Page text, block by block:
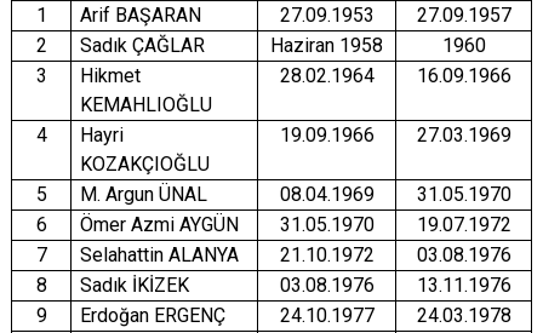
Gömeç
Gönen
Karesi
Altıeylül
1 Arif BAŞARAN 27.09.1953
27.09.1957
2
Sadık ÇAĞLAR Haziran 1958
1960
3
Hikmet
KEMAHLIOĞLU
28.02.1964 16.09.1966
4
Hayri
KOZAKÇIOĞLU
19.09.1966 27.03.1969
5 M. Argun ÜNAL 08.04.1969
31.05.1970
6
Ömer Azmi AYGÜN 31.05.1970
19.07.1972
7
Selahattin ALANYA 21.10.1972
03.08.1976
8
Sadık İKİZEK 03.08.1976
13.11.1976
9
Erdoğan ERGENÇ 24.10.1977
24.03.1978